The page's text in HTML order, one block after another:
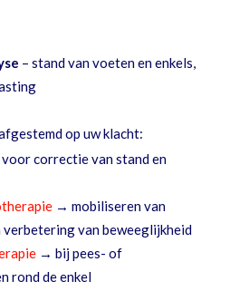
– stand van voeten en enkels,
op uw klacht:
correctie van stand en
→ mobiliseren van
van beweeglijkheid
→ bij pees- of
rond de enkel